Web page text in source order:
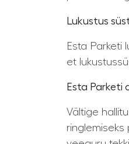
Lukustus
Esta Parketi
et
Esta Parketi
Vältige